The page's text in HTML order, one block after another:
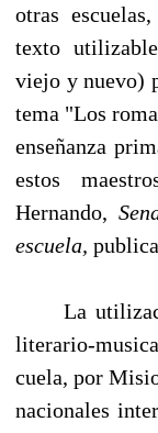
otras
texto
viejo y nuevo)
tema "Los
en­señanza
estos
Hernando,
escuela,
La
literario-
cuela, por
nacionales